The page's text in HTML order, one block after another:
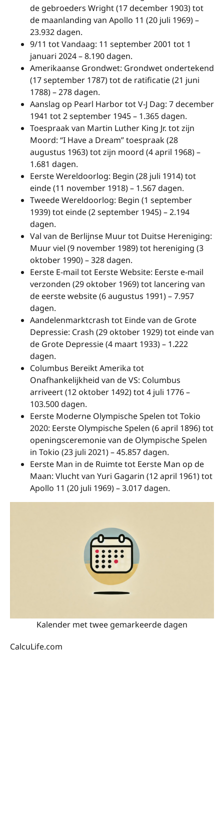
de gebroeders Wright (17 december 1903) tot
de maanlanding van Apollo 11 (20 juli 1969) –
23.932 dagen.
9/11 tot Vandaag: 11 september 2001 tot 1
januari 2024 – 8.190 dagen.
Amerikaanse Grondwet: Grondwet ondertekend
(17 september 1787) tot de ratificatie (21 juni
1788) – 278 dagen.
Aanslag op Pearl Harbor tot V-J Dag: 7 december
1941 tot 2 september 1945 – 1.365 dagen.
Toespraak van Martin Luther King Jr. tot zijn
Moord: “I Have a Dream” toespraak (28
augustus 1963) tot zijn moord (4 april 1968) –
1.681 dagen.
Eerste Wereldoorlog: Begin (28 juli 1914) tot
einde (11 november 1918) – 1.567 dagen.
Tweede Wereldoorlog: Begin (1 september
1939) tot einde (2 september 1945) – 2.194
dagen.
Val van de Berlijnse Muur tot Duitse Hereniging:
Muur viel (9 november 1989) tot hereniging (3
oktober 1990) – 328 dagen.
Eerste E-mail tot Eerste Website: Eerste e-mail
verzonden (29 oktober 1969) tot lancering van
de eerste website (6 augustus 1991) – 7.957
dagen.
Aandelenmarktcrash tot Einde van de Grote
Depressie: Crash (29 oktober 1929) tot einde van
de Grote Depressie (4 maart 1933) – 1.222
dagen.
Columbus Bereikt Amerika tot
Onafhankelijkheid van de VS: Columbus
arriveert (12 oktober 1492) tot 4 juli 1776 –
103.500 dagen.
Eerste Moderne Olympische Spelen tot Tokio
2020: Eerste Olympische Spelen (6 april 1896) tot
openingsceremonie van de Olympische Spelen
in Tokio (23 juli 2021) – 45.857 dagen.
Eerste Man in de Ruimte tot Eerste Man op de
Maan: Vlucht van Yuri Gagarin (12 april 1961) tot
Apollo 11 (20 juli 1969) – 3.017 dagen.
Kalender met twee gemarkeerde dagen
CalcuLife.com